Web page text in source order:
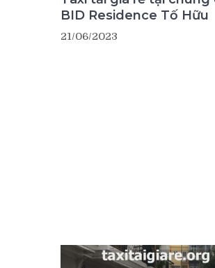
BID Residence Tố Hữu
21/06/2023